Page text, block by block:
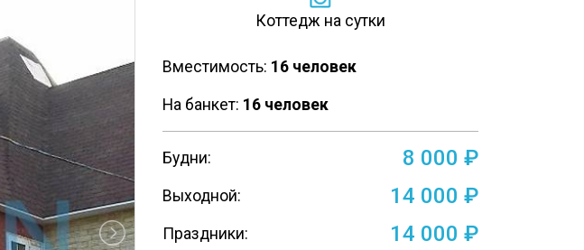
Коттедж на сутки
Вместимость: 16 человек
На банкет: 16 человек
Будни: 8 000 ₽
Выходной: 14 000 ₽
Праздники: 14 000 ₽